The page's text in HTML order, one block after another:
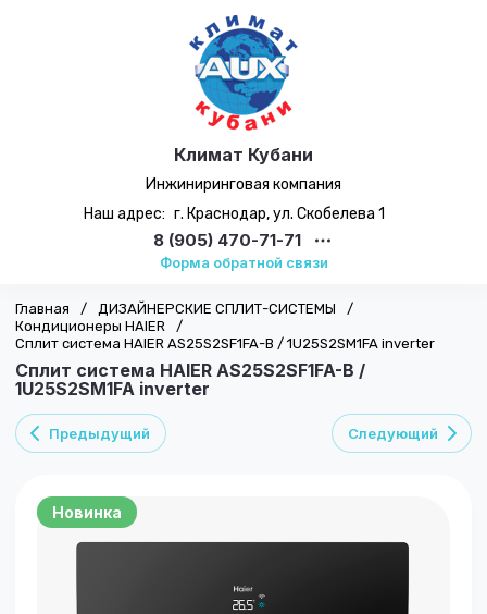
Климат Кубани
Инжиниринговая компания
Наш адрес: г. Краснодар, ул. Скобелева 1
8 (905) 470-71-71
Форма обратной связи
Главная / ДИЗАЙНЕРСКИЕ СПЛИТ-СИСТЕМЫ
/
Кондиционеры HAIER
/
Сплит система HAIER AS25S2SF1FA-B / 1U25S2SM1FA inverter
Сплит система HAIER AS25S2SF1FA-B /
1U25S2SM1FA inverter
Предыдущий Следующий
Новинка